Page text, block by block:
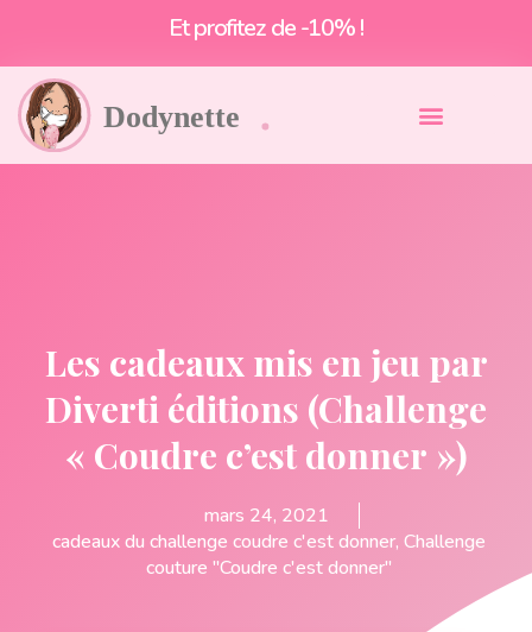
Et profitez de -10% !
Les cadeaux mis en jeu par
Diverti éditions (Challenge
« Coudre c’est donner »)
mars 24, 2021
cadeaux du challenge coudre c'est donner, Challenge
couture "Coudre c'est donner"